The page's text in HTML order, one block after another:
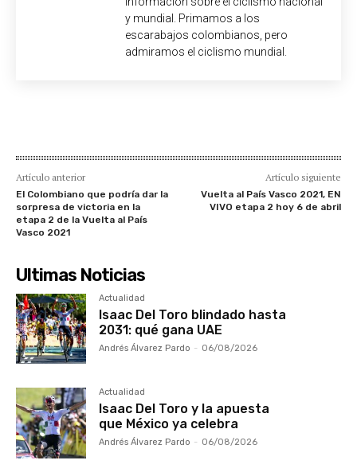
y mundial. Primamos a los
escarabajos colombianos, pero
admiramos el ciclismo mundial.
Artículo anterior
El Colombiano que podría dar la
sorpresa de victoria en la
etapa 2 de la Vuelta al País
Vasco 2021
Artículo siguiente
Vuelta al País Vasco 2021, EN
VIVO etapa 2 hoy 6 de abril
Ultimas Noticias
Actualidad
Isaac Del Toro blindado hasta
2031: qué gana UAE
Andrés Álvarez Pardo - 06/08/2026
Actualidad
Isaac Del Toro y la apuesta
que México ya celebra
Andrés Álvarez Pardo - 06/08/2026